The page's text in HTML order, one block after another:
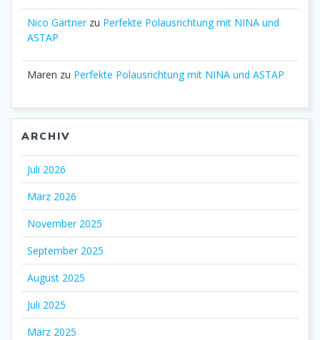
Nico Gärtnerzu Perfekte Polausrichtung mit NINA und
ASTAP
Maren zu Perfekte Polausrichtung mit NINA und ASTAP
ARCHIV
Juli 2026
März 2026
November 2025
September 2025
August 2025
Juli 2025
März 2025